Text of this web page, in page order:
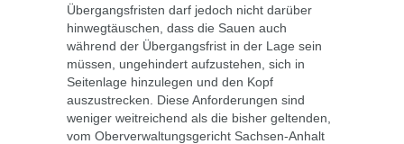
Übergangsfristen darf jedoch nicht darüber
hinwegtäuschen, dass die Sauen auch
während der Übergangsfrist in der Lage sein
müssen, ungehindert aufzustehen, sich in
Seitenlage hinzulegen und den Kopf
auszustrecken. Diese Anforderungen sind
weniger weitreichend als die bisher geltenden,
vom Oberverwaltungsgericht Sachsen-Anhalt